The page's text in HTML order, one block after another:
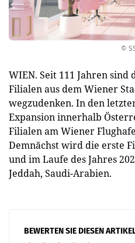
©
WIEN. Seit 111 Jahren sind
Filialen aus dem Wiener
wegzudenken. In den
Expansion innerhalb
Filialen am Wiener
Demnächst wird die erste
und im Laufe des Jahres
Jeddah, Saudi-Arabien.
BEWERTEN SIE DIESEN